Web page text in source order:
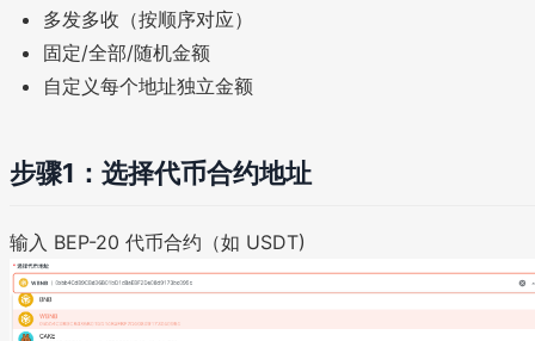
多发多收（按顺序对应）
固定/全部/随机金额
自定义每个地址独立金额
步骤1：选择代币合约地址
输入 BEP-20 代币合约（如 USDT)